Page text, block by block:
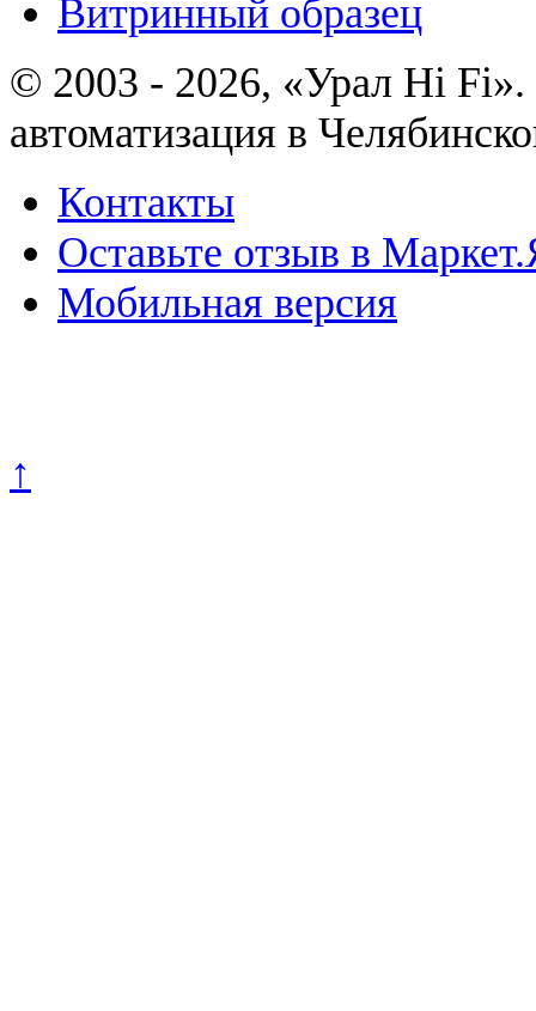
Витринный образец
© 2003 - 2026, «Урал Hi
автоматизация в
Контакты
Оставьте отзыв в
Мобильная версия
↑